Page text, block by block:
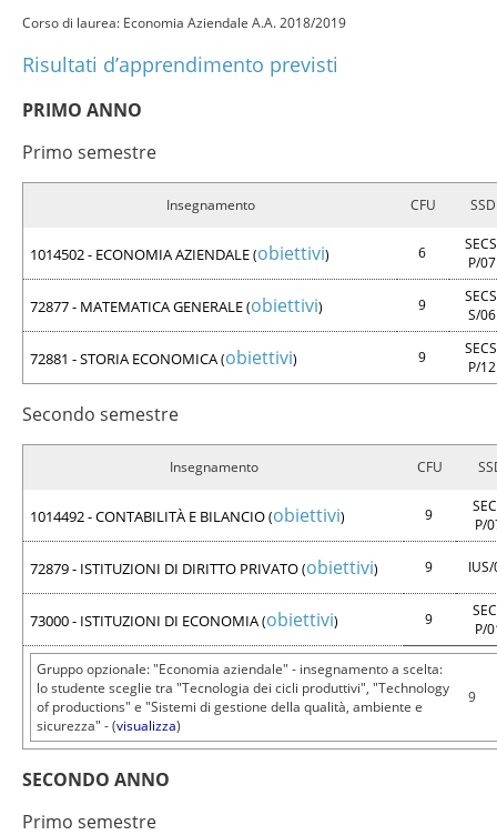
Corso di laurea: Economia Aziendale A.A. 2018/2019
Risultati d’apprendimento previsti
PRIMO ANNO
Primo semestre
Insegnamento CFU SSD
1014502 - ECONOMIA AZIENDALE(obiettivi) 6
P/
72877 - MATEMATICA GENERALE(obiettivi) 9
S/
72881 - STORIA ECONOMICA(obiettivi) 9
P/
Secondo semestre
Insegnamento CFU
1014492 - CONTABILITÀ E BILANCIO(obiettivi) 9
P/
72879 - ISTITUZIONI DI DIRITTO PRIVATO(obiettivi) 9
73000 - ISTITUZIONI DI ECONOMIA(obiettivi) 9
P/
Gruppo opzionale: "Economia aziendale" - insegnamento a scelta:
lo studente sceglie tra "Tecnologia dei cicli produttivi", "Technology
of productions" e "Sistemi di gestione della qualità, ambiente e
sicurezza" - (visualizza)
9
SECONDO ANNO
Primo semestre